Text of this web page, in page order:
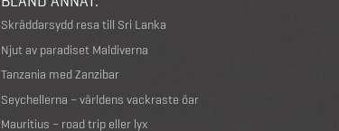
Skräddarsydd resa till Sri Lanka
Njut av paradiset Maldiverna
Tanzania med Zanzibar
Seychellerna – världens vackraste öar
Mauritius – road trip eller lyx